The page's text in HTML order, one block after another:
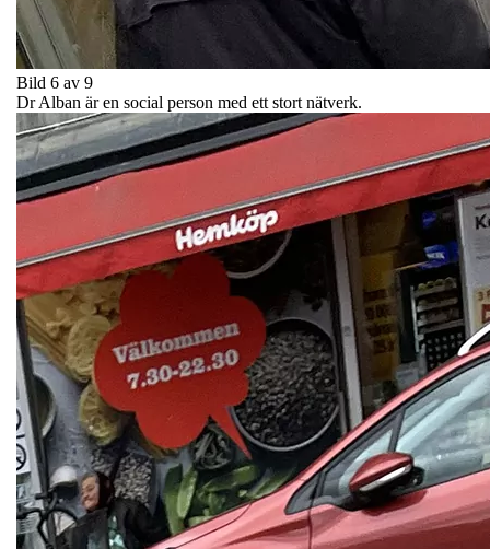
Bild 6 av 9
Dr Alban är en social person med ett stort nätverk.